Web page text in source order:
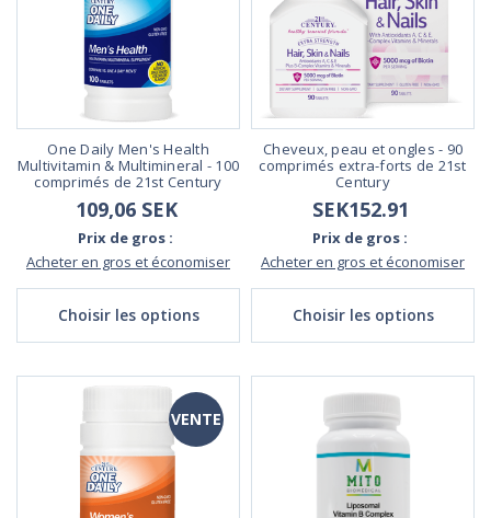
One Daily Men's Health
Multivitamin & Multimineral - 100
comprimés de 21st Century
109,06 SEK
Prix de gros :
Acheter en gros et économiser
Choisir les options
Cheveux, peau et ongles - 90
comprimés extra-forts de 21st
Century
SEK152.91
Prix de gros :
Acheter en gros et économiser
Choisir les options
VENTE